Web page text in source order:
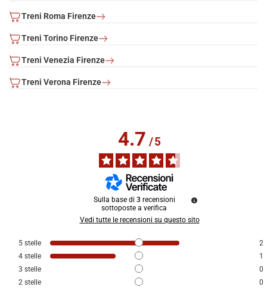
Treni Roma Firenze
Treni Torino Firenze
Treni Venezia Firenze
Treni Verona Firenze
4.7/5
Sulla base di 3 recensioni
sottoposte a verifica
Vedi tutte le recensioni su questo sito
5 stelle
2
4 stelle
1
3 stelle
0
2 stelle
0